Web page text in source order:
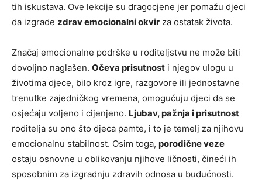
tih iskustava. Ove lekcije su dragocjene jer pomažu djeci
da izgrade zdrav emocionalni okvir za ostatak života.
Značaj emocionalne podrške u roditeljstvu ne može biti
dovoljno naglašen. Očeva prisutnost i njegov ulogu u
životima djece, bilo kroz igre, razgovore ili jednostavne
trenutke zajedničkog vremena, omogućuju djeci da se
osjećaju voljeno i cijenjeno. Ljubav, pažnja i prisutnost
roditelja su ono što djeca pamte, i to je temelj za njihovu
emocionalnu stabilnost. Osim toga, porodične veze
ostaju osnovne u oblikovanju njihove ličnosti, čineći ih
sposobnim za izgradnju zdravih odnosa u budućnosti.